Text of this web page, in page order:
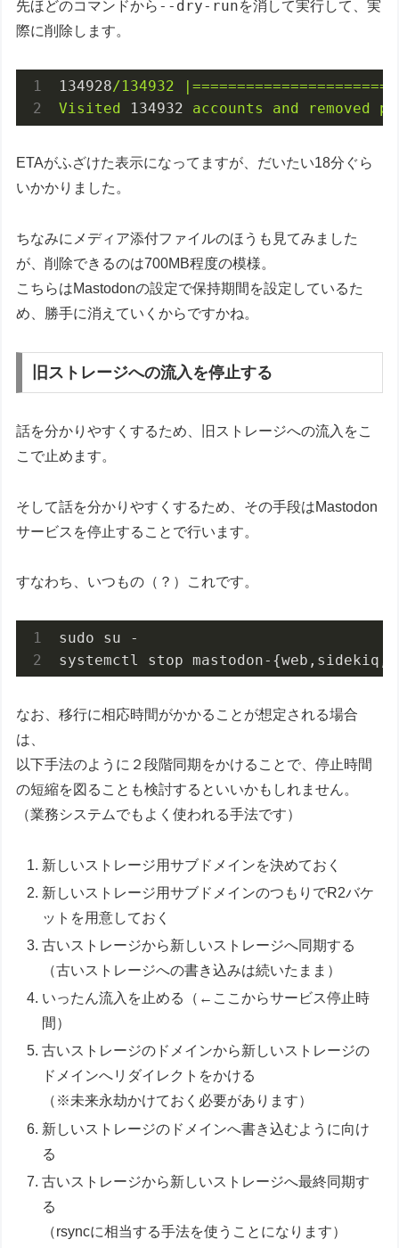
先ほどのコマンドから --dry-runを消して実行して、実
際に削除します。
134928/134932
Visited
134932 accounts and removed
ETAがふざけた表示になってますが、だいたい18分ぐら
いかかりました。
ちなみにメディア添付ファイルのほうも見てみました
が、削除できるのは700MB程度の模様。
こちらはMastodonの設定で保持期間を設定しているた
め、勝手に消えていくからですかね。
旧ストレージへの流入を停止する
話を分かりやすくするため、旧ストレージへの流入をこ
こで止めます。
そして話を分かりやすくするため、その手段はMastodon
サービスを停止することで行います。
すなわち、いつもの（？）これです。
sudo su -
systemctl stop mastodon-
なお、移行に相応時間がかかることが想定される場合
は、
以下手法のように２段階同期をかけることで、停止時間
の短縮を図ることも検討するといいかもしれません。
（業務システムでもよく使われる手法です）
新しいストレージ用サブドメインを決めておく
新しいストレージ用サブドメインのつもりでR2バケ
ットを用意しておく
古いストレージから新しいストレージへ同期する
（古いストレージへの書き込みは続いたまま）
いったん流入を止める（←ここからサービス停止時
間）
古いストレージのドメインから新しいストレージの
ドメインへリダイレクトをかける
（※未来永劫かけておく必要があります）
新しいストレージのドメインへ書き込むように向け
る
古いストレージから新しいストレージへ最終同期す
る
（rsyncに相当する手法を使うことになります）